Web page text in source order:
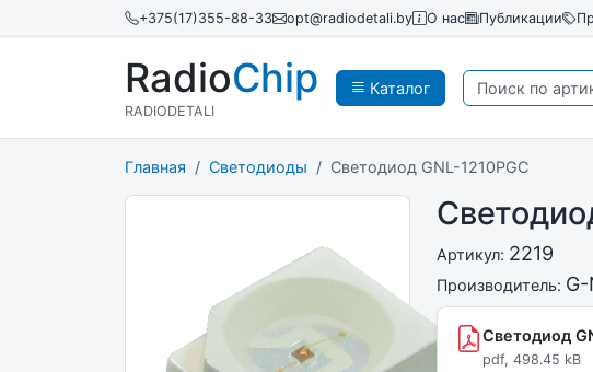
+375(17)355-88-33 opt@radiodetali.by О нас Публикации
Каталог
RadioChip
RADIODETALI
Главная Светодиоды Светодиод GNL-1210PGC
Артикул: 2219
Производитель: G-
Светодиод
pdf, 498.45 kB